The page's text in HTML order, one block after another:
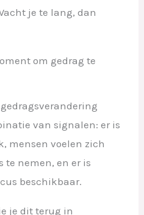
je te lang, dan
om gedrag te
van signalen: er is
mensen voelen zich
te nemen, en er is
beschikbaar.
je dit terug in